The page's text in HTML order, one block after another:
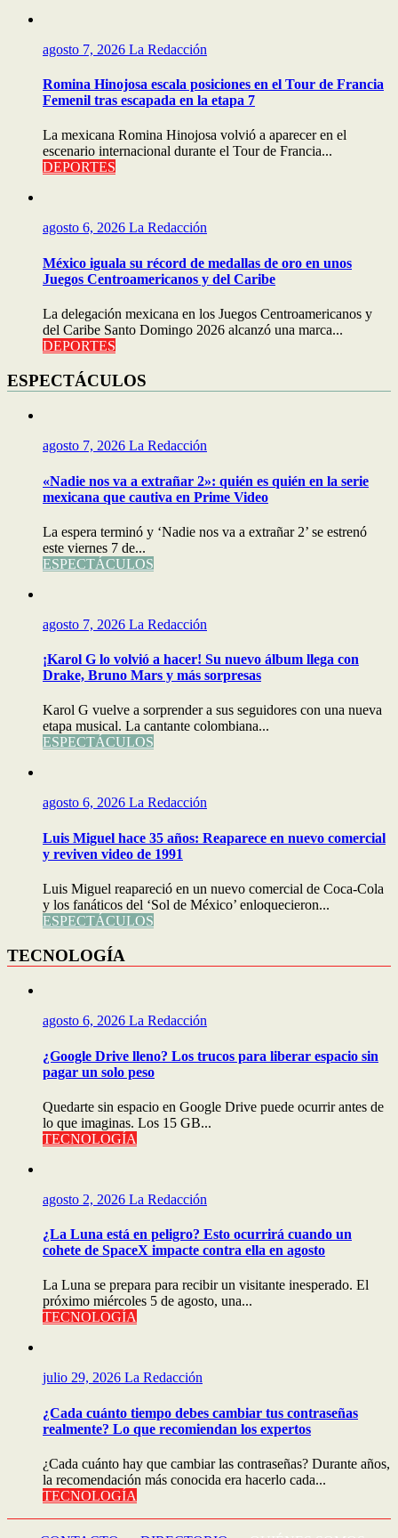
agosto 7, 2026 La Redacción
Romina Hinojosa escala posiciones en el Tour de Francia
Femenil tras escapada en la etapa 7
La mexicana Romina Hinojosa volvió a aparecer en el
escenario internacional durante el Tour de Francia...
DEPORTES
agosto 6, 2026 La Redacción
México iguala su récord de medallas de oro en unos
Juegos Centroamericanos y del Caribe
La delegación mexicana en los Juegos Centroamericanos y
del Caribe Santo Domingo 2026 alcanzó una marca...
DEPORTES
ESPECTÁCULOS
agosto 7, 2026 La Redacción
«Nadie nos va a extrañar 2»: quién es quién en la serie
mexicana que cautiva en Prime Video
La espera terminó y ‘Nadie nos va a extrañar 2’ se estrenó
este viernes 7 de...
ESPECTÁCULOS
agosto 7, 2026 La Redacción
¡Karol G lo volvió a hacer! Su nuevo álbum llega con
Drake, Bruno Mars y más sorpresas
Karol G vuelve a sorprender a sus seguidores con una nueva
etapa musical. La cantante colombiana...
ESPECTÁCULOS
agosto 6, 2026 La Redacción
Luis Miguel hace 35 años: Reaparece en nuevo comercial
y reviven video de 1991
Luis Miguel reapareció en un nuevo comercial de Coca-Cola
y los fanáticos del ‘Sol de México’ enloquecieron...
ESPECTÁCULOS
TECNOLOGÍA
agosto 6, 2026 La Redacción
¿Google Drive lleno? Los trucos para liberar espacio sin
pagar un solo peso
Quedarte sin espacio en Google Drive puede ocurrir antes de
lo que imaginas. Los 15 GB...
TECNOLOGÍA
agosto 2, 2026 La Redacción
¿La Luna está en peligro? Esto ocurrirá cuando un
cohete de SpaceX impacte contra ella en agosto
La Luna se prepara para recibir un visitante inesperado. El
próximo miércoles 5 de agosto, una...
TECNOLOGÍA
julio 29, 2026 La Redacción
¿Cada cuánto tiempo debes cambiar tus contraseñas
realmente? Lo que recomiendan los expertos
¿Cada cuánto hay que cambiar las contraseñas? Durante años,
la recomendación más conocida era hacerlo cada...
TECNOLOGÍA